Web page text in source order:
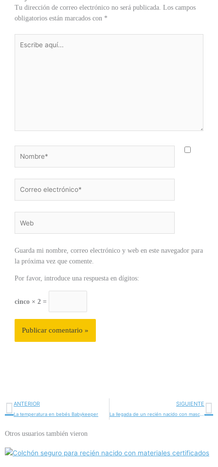
Tu dirección de correo electrónico no será publicada. Los campos
obligatorios están marcados con *
aquí...
electrónico*
Guarda mi nombre, correo electrónico y web en este navegador para
la próxima vez que comente.
Por favor, introduce una respuesta en dígitos:
cinco × 2 =
Ant
ANTERIOR
La temperatura en bebés Babykeeper
SIGUIENTE
La llegada de un recién nacido con mascotas
Otros usuarios también vieron